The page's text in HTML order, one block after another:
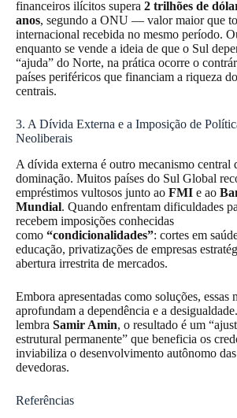
financeiros ilícitos supera 2 trilhões de
anos, segundo a ONU — valor maior que
internacional recebida no mesmo período.
enquanto se vende a ideia de que o Sul
“ajuda” do Norte, na prática ocorre o
países periféricos que financiam a riqueza
centrais.
3. A Dívida Externa e a Imposição de
Neoliberais
A dívida externa é outro mecanismo central
dominação. Muitos países do Sul Global
empréstimos vultosos junto ao FMI e ao
Mundial. Quando enfrentam dificuldades
recebem imposições conhecidas
como “condicionalidades”: cortes em
educação, privatizações de empresas
abertura irrestrita de mercados.
Embora apresentadas como soluções, essas
aprofundam a dependência e a
lembra Samir Amin, o resultado é um
estrutural permanente” que beneficia os
inviabiliza o desenvolvimento autônomo das
devedoras.
Referências